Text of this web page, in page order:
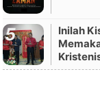
Inilah